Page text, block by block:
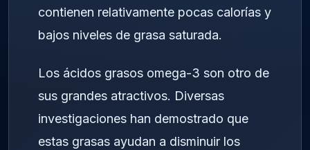
contienen relativamente pocas calorías y
bajos niveles de grasa saturada.
Los ácidos grasos omega-3 son otro de
sus grandes atractivos. Diversas
investigaciones han demostrado que
estas grasas ayudan a disminuir los